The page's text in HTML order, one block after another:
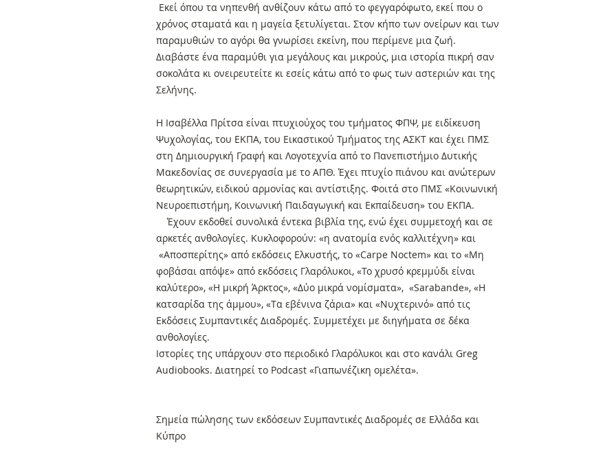
Εκεί όπου τα νηπενθή ανθίζουν κάτω από το φεγγαρόφωτο, εκεί που ο
χρόνος σταματά και η μαγεία ξετυλίγεται. Στον κήπο των ονείρων και των
παραμυθιών το αγόρι θα γνωρίσει εκείνη, που περίμενε μια ζωή.
Διαβάστε ένα παραμύθι για μεγάλους και μικρούς, μια ιστορία πικρή σαν
σοκολάτα κι ονειρευτείτε κι εσείς κάτω από το φως των αστεριών και της
Σελήνης.
Η Ισαβέλλα Πρίτσα είναι πτυχιούχος του τμήματος ΦΠΨ, με ειδίκευση
Ψυχολογίας, του ΕΚΠΑ, του Εικαστικού Τμήματος της ΑΣΚΤ και έχει ΠΜΣ
στη Δημιουργική Γραφή και Λογοτεχνία από το Πανεπιστήμιο Δυτικής
Μακεδονίας σε συνεργασία με το ΑΠΘ. Έχει πτυχίο πιάνου και ανώτερων
θεωρητικών, ειδικού αρμονίας και αντίστιξης. Φοιτά στο ΠΜΣ «Κοινωνική
Νευροεπιστήμη, Κοινωνική Παιδαγωγική και Εκπαίδευση» του ΕΚΠΑ.
Έχουν εκδοθεί συνολικά έντεκα βιβλία της, ενώ έχει συμμετοχή και σε
αρκετές ανθολογίες. Κυκλοφορούν: «η ανατομία ενός καλλιτέχνη» και
«Αποσπερίτης» από εκδόσεις Ελκυστής, το «Carpe Noctem» και το «Μη
φοβάσαι απόψε» από εκδόσεις Γλαρόλυκοι, «Το χρυσό κρεμμύδι είναι
καλύτερο», «Η μικρή Άρκτος», «Δύο μικρά νομίσματα», «Sarabande», «H
κατσαρίδα της άμμου», «Tα εβένινα ζάρια» και «Νυχτερινό» από τις
Εκδόσεις Συμπαντικές Διαδρομές. Συμμετέχει με διηγήματα σε δέκα
ανθολογίες.
Ιστορίες της υπάρχουν στο περιοδικό Γλαρόλυκοι και στο κανάλι Greg
Audiobooks. Διατηρεί το Podcast «Γιαπωνέζικη ομελέτα».
Σημεία πώλησης των εκδόσεων Συμπαντικές Διαδρομές σε Ελλάδα και
Κύπρο